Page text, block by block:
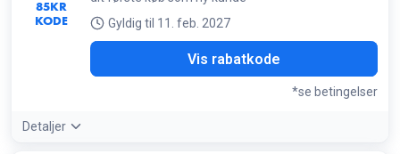
85KR
KODE
Gyldig til 11. feb. 2027
Vis rabatkode
*se betingelser
Detaljer